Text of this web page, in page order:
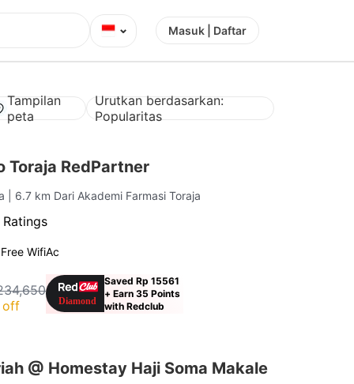
⌄ Masuk | Daftar
Tampilan
peta
Urutkan berdasarkan:
Popularitas
Toraja RedPartner
| 6.7 km Dari Akademi Farmasi Toraja
Free WifiAc
off
Saved Rp 15561
+ Earn 35 Points
with Redclub
@ Homestay Haji Soma Makale